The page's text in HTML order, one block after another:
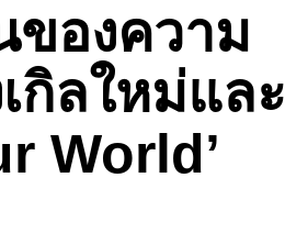
ของความ
กิลใหม่และ
World’